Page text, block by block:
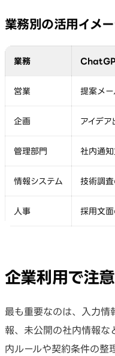
業務別の活用イメ
業務
営業 提案メ
企画 アイデ
管理部門 社内通
情報システム 技術調
人事 採用文
企業利用で注
最も重要なのは、入力情
報、未公開の社内情報な
内ルールや契約条件の整